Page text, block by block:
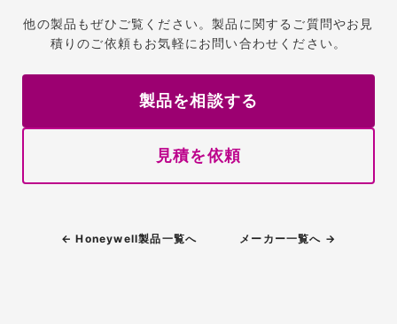
他の製品もぜひご覧ください。製品に関するご質問やお見
積りのご依頼もお気軽にお問い合わせください。
製品を相談する
見積を依頼
← Honeywell製品一覧へ メーカー一覧へ →